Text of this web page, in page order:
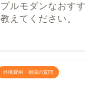
プルモダンなおす
教えてください。
外構費用・相場の質問